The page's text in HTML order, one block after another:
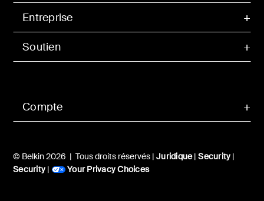
Compte
Entreprise
Soutien
© Belkin 2026 | Tous droits réservés | Juridique|Security |
Security | Your Privacy Choices